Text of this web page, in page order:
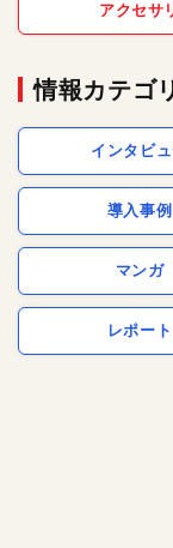
アクセサ
情報カテゴ
インタビ
導入事例
マンガ
レポート